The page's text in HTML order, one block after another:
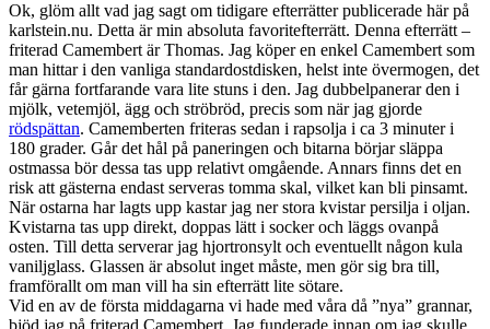
Ok, glöm allt vad jag sagt om tidigare efterrätter publicerade här på
karlstein.nu. Detta är min absoluta favoritefterrätt. Denna efterrätt –
friterad Camembert är Thomas. Jag köper en enkel Camembert som
man hittar i den vanliga standardostdisken, helst inte övermogen, det
får gärna fortfarande vara lite stuns i den. Jag dubbelpanerar den i
mjölk, vetemjöl, ägg och ströbröd, precis som när jag gjorde
rödspättan. Camemberten friteras sedan i rapsolja i ca 3 minuter i
180 grader. Går det hål på paneringen och bitarna börjar släppa
ostmassa bör dessa tas upp relativt omgående. Annars finns det en
risk att gästerna endast serveras tomma skal, vilket kan bli pinsamt.
När ostarna har lagts upp kastar jag ner stora kvistar persilja i oljan.
Kvistarna tas upp direkt, doppas lätt i socker och läggs ovanpå
osten. Till detta serverar jag hjortronsylt och eventuellt någon kula
vaniljglass. Glassen är absolut inget måste, men gör sig bra till,
framförallt om man vill ha sin efterrätt lite sötare.
Vid en av de första middagarna vi hade med våra då ”nya” grannar,